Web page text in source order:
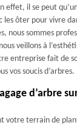
effet, il se peut
ôter pour vivre
nous sommes
veillons à
entreprise fait de
vos soucis d’arbres.
d’arbre
votre terrain de